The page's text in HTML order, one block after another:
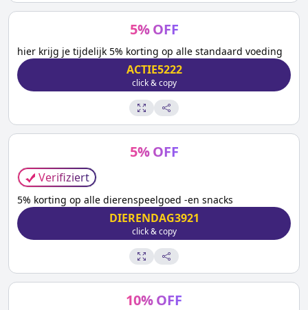
5% OFF
hier krijg je tijdelijk 5% korting op alle standaard voeding
ACTIE5222
click & copy
5% OFF
Verifiziert
5% korting op alle dierenspeelgoed -en snacks
DIERENDAG3921
click & copy
10%OFF